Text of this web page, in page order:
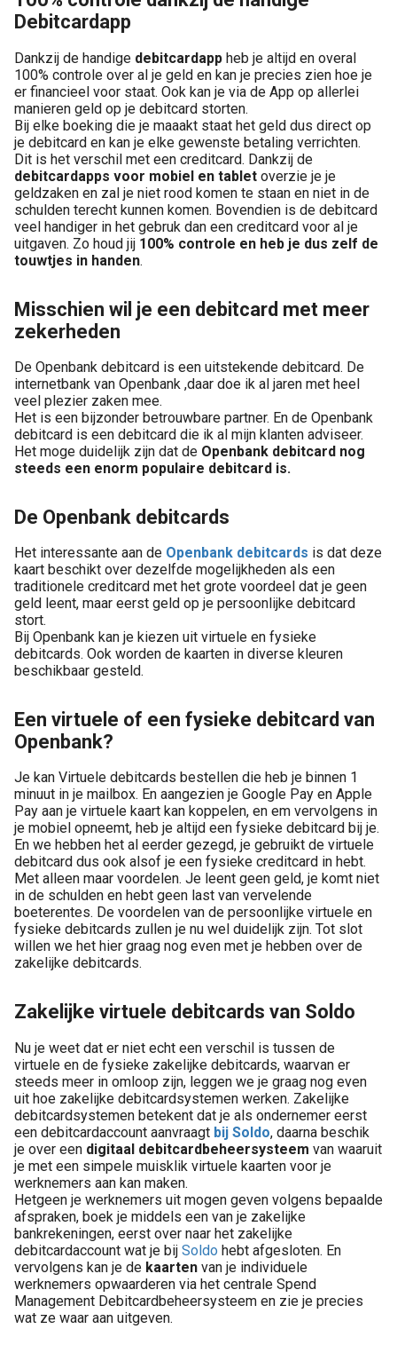
Debitcardapp
Dankzij de handige debitcardapp heb je altijd en overal
100% controle over al je geld en kan je precies zien hoe je
er financieel voor staat. Ook kan je via de App op allerlei
manieren geld op je debitcard storten.
Bij elke boeking die je maaakt staat het geld dus direct op
je debitcard en kan je elke gewenste betaling verrichten.
Dit is het verschil met een creditcard. Dankzij de
debitcardapps voor mobiel en tablet overzie je je
geldzaken en zal je niet rood komen te staan en niet in de
schulden terecht kunnen komen. Bovendien is de debitcard
veel handiger in het gebruk dan een creditcard voor al je
uitgaven. Zo houd jij 100% controle en heb je dus zelf de
touwtjes in handen.
Misschien wil je een debitcard met meer
zekerheden
De Openbank debitcard is een uitstekende debitcard. De
internetbank van Openbank ,daar doe ik al jaren met heel
veel plezier zaken mee.
Het is een bijzonder betrouwbare partner. En de Openbank
debitcard is een debitcard die ik al mijn klanten adviseer.
Het moge duidelijk zijn dat de Openbank debitcard nog
steeds een enorm populaire debitcard is.
De Openbank debitcards
Het interessante aan de Openbank debitcards is dat deze
kaart beschikt over dezelfde mogelijkheden als een
traditionele creditcard met het grote voordeel dat je geen
geld leent, maar eerst geld op je persoonlijke debitcard
stort.
Bij Openbank kan je kiezen uit virtuele en fysieke
debitcards. Ook worden de kaarten in diverse kleuren
beschikbaar gesteld.
Een virtuele of een fysieke debitcard van
Openbank?
Je kan Virtuele debitcards bestellen die heb je binnen 1
minuut in je mailbox. En aangezien je Google Pay en Apple
Pay aan je virtuele kaart kan koppelen, en em vervolgens in
je mobiel opneemt, heb je altijd een fysieke debitcard bij je.
En we hebben het al eerder gezegd, je gebruikt de virtuele
debitcard dus ook alsof je een fysieke creditcard in hebt.
Met alleen maar voordelen. Je leent geen geld, je komt niet
in de schulden en hebt geen last van vervelende
boeterentes. De voordelen van de persoonlijke virtuele en
fysieke debitcards zullen je nu wel duidelijk zijn. Tot slot
willen we het hier graag nog even met je hebben over de
zakelijke debitcards.
Zakelijke virtuele debitcards van Soldo
Nu je weet dat er niet echt een verschil is tussen de
virtuele en de fysieke zakelijke debitcards, waarvan er
steeds meer in omloop zijn, leggen we je graag nog even
uit hoe zakelijke debitcardsystemen werken. Zakelijke
debitcardsystemen betekent dat je als ondernemer eerst
een debitcardaccount aanvraagt bij Soldo, daarna beschik
je over een digitaal debitcardbeheersysteem van waaruit
je met een simpele muisklik virtuele kaarten voor je
werknemers aan kan maken.
Hetgeen je werknemers uit mogen geven volgens bepaalde
afspraken, boek je middels een van je zakelijke
bankrekeningen, eerst over naar het zakelijke
debitcardaccount wat je bij Soldo hebt afgesloten. En
vervolgens kan je de kaarten van je individuele
werknemers opwaarderen via het centrale Spend
Management Debitcardbeheersysteem en zie je precies
wat ze waar aan uitgeven.